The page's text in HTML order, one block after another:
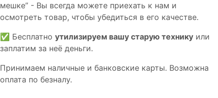
мешке” - Вы всегда можете приехать к нам и
осмотреть товар, чтобы убедиться в его качестве.
✅ Бесплатно утилизируем вашу старую технику или
заплатим за неё деньги.
Принимаем наличные и банковские карты. Возможна
оплата по безналу.